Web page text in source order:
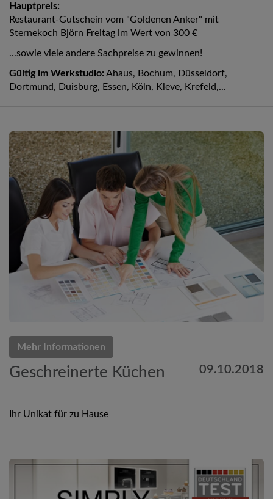
Hauptpreis:
Restaurant-Gutschein vom "Goldenen Anker" mit
Sternekoch Björn Freitag im Wert von 300 €
...sowie viele andere Sachpreise zu gewinnen!
Gültig im Werkstudio: Ahaus, Bochum, Düsseldorf,
Dortmund, Duisburg, Essen, Köln, Kleve, Krefeld,...
Mehr Informationen
Geschreinerte Küchen 09.10.2018
Ihr Unikat für zu Hause